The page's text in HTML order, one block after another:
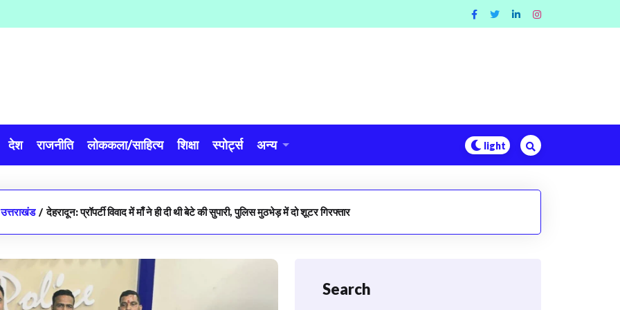
देश राजनीति लोककला/साहित्य शिक्षा स्पोर्ट्स अन्य
उत्तराखंड / देहरादून: प्रॉपर्टी विवाद में माँ ने ही दी थी बेटे की सुपारी, पुलिस मुठभेड़ में दो शूटर गिरफ्तार
Search